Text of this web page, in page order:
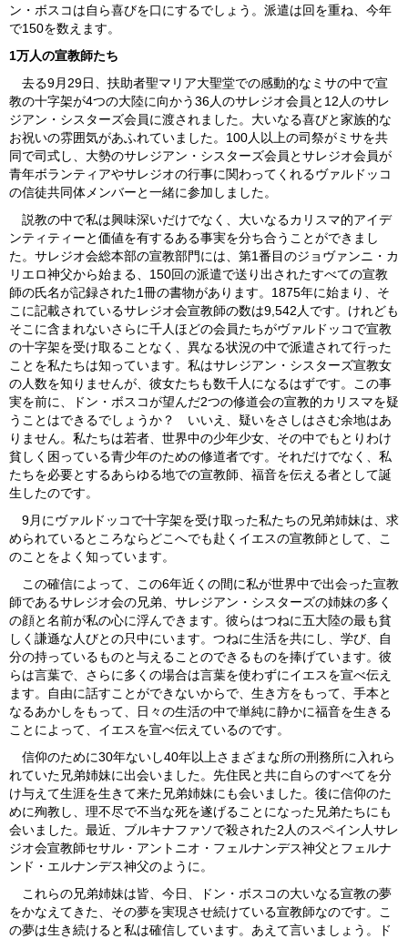
ン・ボスコは自ら喜びを口にするでしょう。派遣は回を重ね、今年
で150を数えます。
1万人の宣教師たち
去る9月29日、扶助者聖マリア大聖堂での感動的なミサの中で宣
教の十字架が4つの大陸に向かう36人のサレジオ会員と12人のサレ
ジアン・シスターズ会員に渡されました。大いなる喜びと家族的な
お祝いの雰囲気があふれていました。100人以上の司祭がミサを共
同で司式し、大勢のサレジアン・シスターズ会員とサレジオ会員が
青年ボランティアやサレジオの行事に関わってくれるヴァルドッコ
の信徒共同体メンバーと一緒に参加しました。
説教の中で私は興味深いだけでなく、大いなるカリスマ的アイデ
ンティティーと価値を有するある事実を分ち合うことができまし
た。サレジオ会総本部の宣教部門には、第1番目のジョヴァンニ・カ
リエロ神父から始まる、150回の派遣で送り出されたすべての宣教
師の氏名が記録された1冊の書物があります。1875年に始まり、そ
こに記載されているサレジオ会宣教師の数は9,542人です。けれども
そこに含まれないさらに千人ほどの会員たちがヴァルドッコで宣教
の十字架を受け取ることなく、異なる状況の中で派遣されて行った
ことを私たちは知っています。私はサレジアン・シスターズ宣教女
の人数を知りませんが、彼女たちも数千人になるはずです。この事
実を前に、ドン・ボスコが望んだ2つの修道会の宣教的カリスマを疑
うことはできるでしょうか？ いいえ、疑いをさしはさむ余地はあ
りません。私たちは若者、世界中の少年少女、その中でもとりわけ
貧しく困っている青少年のための修道者です。それだけでなく、私
たちを必要とするあらゆる地での宣教師、福音を伝える者として誕
生したのです。
9月にヴァルドッコで十字架を受け取った私たちの兄弟姉妹は、求
められているところならどこへでも赴くイエスの宣教師として、こ
のことをよく知っています。
この確信によって、この6年近くの間に私が世界中で出会った宣教
師であるサレジオ会の兄弟、サレジアン・シスターズの姉妹の多く
の顔と名前が私の心に浮んできます。彼らはつねに五大陸の最も貧
しく謙遜な人びとの只中にいます。つねに生活を共にし、学び、自
分の持っているものと与えることのできるものを捧げています。彼
らは言葉で、さらに多くの場合は言葉を使わずにイエスを宣べ伝え
ます。自由に話すことができないからで、生き方をもって、手本と
なるあかしをもって、日々の生活の中で単純に静かに福音を生きる
ことによって、イエスを宣べ伝えているのです。
信仰のために30年ないし40年以上さまざまな所の刑務所に入れら
れていた兄弟姉妹に出会いました。先住民と共に自らのすべてを分
け与えて生涯を生きて来た兄弟姉妹にも会いました。後に信仰のた
めに殉教し、理不尽で不当な死を遂げることになった兄弟たちにも
会いました。最近、ブルキナファソで殺された2人のスペイン人サレ
ジオ会宣教師セサル・アントニオ・フェルナンデス神父とフェルナ
ンド・エルナンデス神父のように。
これらの兄弟姉妹は皆、今日、ドン・ボスコの大いなる宣教の夢
をかなえてきた、その夢を実現させ続けている宣教師なのです。こ
の夢は生き続けると私は確信しています。あえて言いましょう。ド